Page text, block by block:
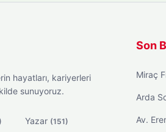
hayatları, kariyerleri
sunuyoruz.
Yazar (151)
Son
Miraç
Arda
Av.